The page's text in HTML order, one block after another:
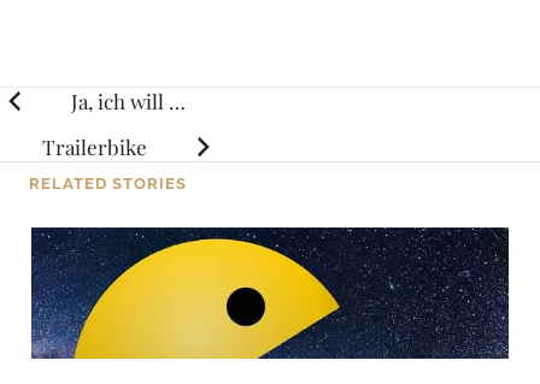
Posts
navigation
Ja, ich will …
Trailerbike
RELATED STORIES